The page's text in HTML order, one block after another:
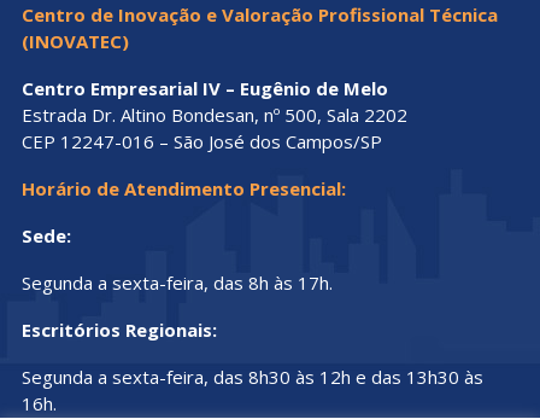
Centro de Inovação e Valoração Profissional Técnica
(INOVATEC)
Centro Empresarial IV – Eugênio de Melo
Estrada Dr. Altino Bondesan, nº 500, Sala 2202
CEP 12247-016 – São José dos Campos/SP
Horário de Atendimento Presencial:
Sede:
Segunda a sexta-feira, das 8h às 17h.
Escritórios Regionais:
Segunda a sexta-feira, das 8h30 às 12h e das 13h30 às
16h.